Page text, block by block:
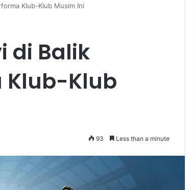
Klub-Klub Musim Ini
di Balik
Klub-Klub
93 Less than a minute